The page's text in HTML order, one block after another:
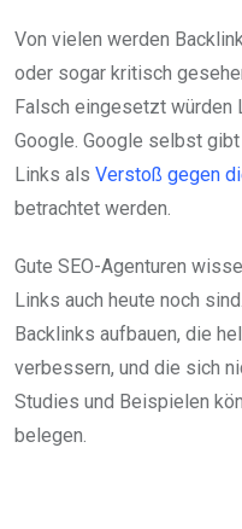
Von vielen werden
oder sogar kritisch
Falsch eingesetzt würden
Google. Google selbst
Links als Verstoß gegen
betrachtet werden.
Gute SEO-Agenturen
Links auch heute noch
Backlinks aufbauen, die
verbessern, und die sich
Studies und Beispielen
belegen.